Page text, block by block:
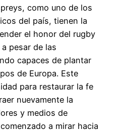
como uno de los
del país, tienen la
el honor del rugby
pesar de las
capaces de plantar
de Europa. Este
para restaurar la fe
nuevamente la
y medios de
a mirar hacia